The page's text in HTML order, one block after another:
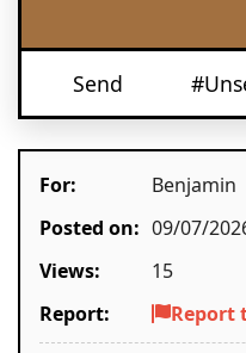
Send
For:
Benjamin
Posted on: 09/07/
Views:
15
Report:
Report